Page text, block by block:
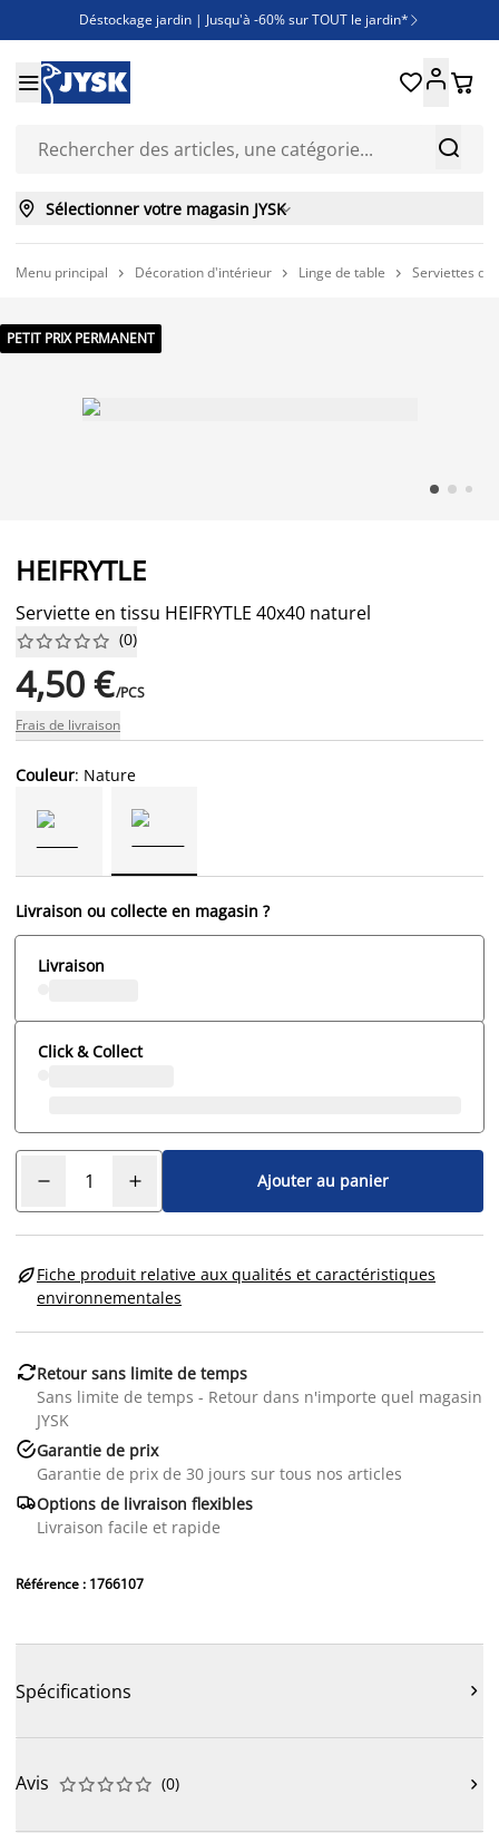
Déstockage jardin | Jusqu'à -60% sur TOUT le jardin* 
Jusqu'à -50% sur une sélection literie
Découvrez les nouveautés de la collection


 
 Sélectionner votre magasin JYSK
Menu principal  Décoration d'intérieur  Linge de table  Serviettes de
PETIT PRIX PERMANENT
HEIFRYTLE
Serviette en tissu HEIFRYTLE 40x40 naturel





 (0)
4,50 €/PCS
Frais de livraison
Couleur: Nature
Livraison ou collecte en magasin ?
Livraison
Click & Collect
Ajouter au panier
Fiche produit relative aux qualités et caractéristiques
environnementales
Retour sans limite de temps
Sans limite de temps - Retour dans n'importe quel magasin
JYSK
Garantie de prix
Garantie de prix de 30 jours sur tous nos articles
Options de livraison flexibles
Livraison facile et rapide
Référence : 1766107
Spécifications 
Avis 




 (0) 